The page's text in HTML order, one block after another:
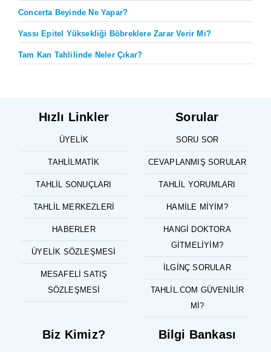
Concerta Beyinde Ne Yapar?
Yassı Epitel Yüksekliği Böbreklere Zarar Verir Mi?
Tam Kan Tahlilinde Neler Çıkar?
Hızlı Linkler
ÜYELIK
TAHLILMATIK
TAHLIL SONUÇLARI
TAHLIL MERKEZLERI
HABERLER
ÜYELIK SÖZLEŞMESI
MESAFELI SATIŞ
SÖZLEŞMESI
Sorular
SORU SOR
CEVAPLANMIŞ SORULAR
TAHLIL YORUMLARI
HAMILE MIYIM?
HANGI DOKTORA
GITMELIYIM?
İLGINÇ SORULAR
TAHLIL.COM GÜVENILIR
MI?
Biz Kimiz? Bilgi Bankası